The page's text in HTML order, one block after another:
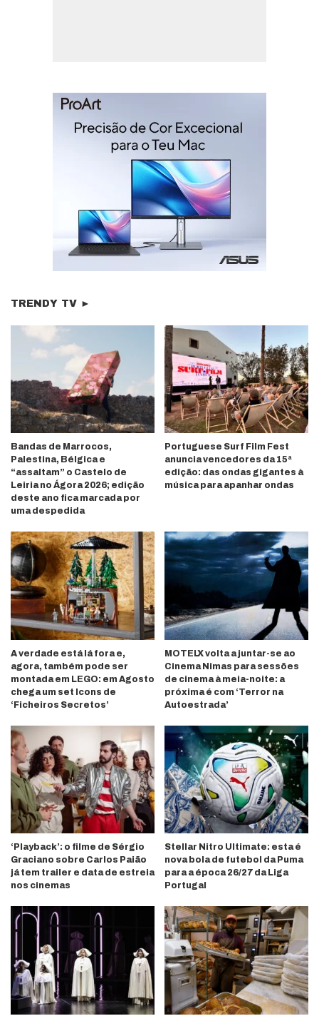
TRENDY TV ►
Bandas de Marrocos,
Palestina, Bélgica e
“assaltam” o Castelo de
Leiria no Ágora 2026; edição
deste ano fica marcada por
uma despedida
Portuguese Surf Film Fest
anuncia vencedores da 15ª
edição: das ondas gigantes à
música para apanhar ondas
A verdade está lá fora e,
agora, também pode ser
montada em LEGO: em Agosto
chega um set Icons de
‘Ficheiros Secretos’
MOTELX volta a juntar-se ao
Cinema Nimas para sessões
de cinema à meia-noite: a
próxima é com ‘Terror na
Autoestrada’
‘Playback’: o filme de Sérgio
Graciano sobre Carlos Paião
já tem trailer e data de estreia
nos cinemas
Stellar Nitro Ultimate: esta é
nova bola de futebol da Puma
para a época 26/27 da Liga
Portugal